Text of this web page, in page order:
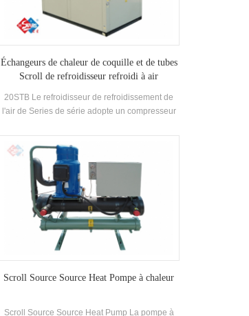
Échangeurs de chaleur de coquille et de tubes
Scroll de refroidisseur refroidi à air
20STB Le refroidisseur de refroidissement de
l'air de Series de série adopte un compresseur
indépendamment Haute efficacité shell and-
tube Échangeur de chaleur et échangeur de
chaleur de bobine, adopte R22 et r407c
réfrigérateur
Scroll Source Source Heat Pompe à chaleur
Scroll Source Source Heat Pump La pompe à